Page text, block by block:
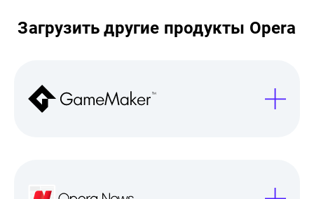
Загрузить другие продукты Opera